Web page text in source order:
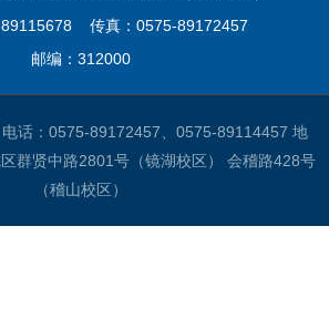
89115678 传真：0575-89172457
邮编：312000
话：0575-89172457、0575-89114457 地
群贤中路2801号（镜湖校区） 会稽路428号
（稽山校区）